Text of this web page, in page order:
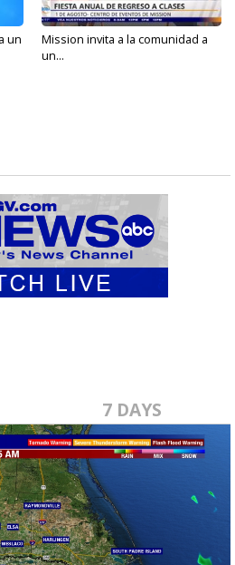
un
Mission invita a la comunidad a
un...
7 DAYS